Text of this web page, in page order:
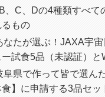
、C、Dの4種類すべて
るもの
なたが選ぶ！JAXA宇宙
ー試食5品（未認証）と
阜県で作って皆で選ん
食】に申請する3品セッ